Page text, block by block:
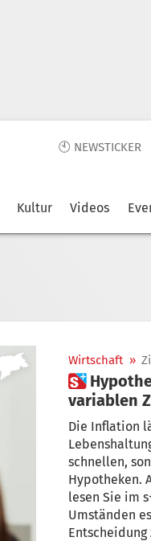
🕙 NEWSTICKER
Kultur Videos
Wirtschaft »
 Hypothek mit festem oder
variablen
sich aus?
Die Inflation
schnellen,
Hypotheken.
lesen Sie im
Umständen
Entscheidung